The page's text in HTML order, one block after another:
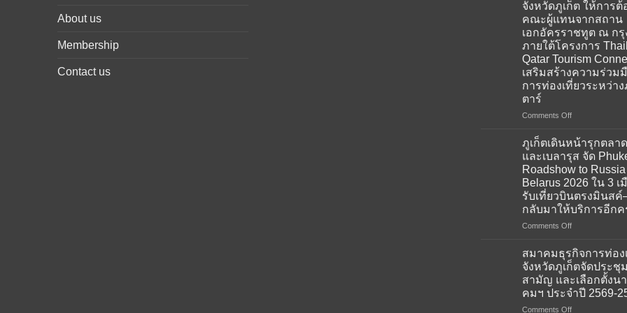
About us
Membership
Contact us
จังหวัดภูเก็ต ให้การต้
คณะผู้แทนจากสถาน
เอกอัครราชทูต ณ กรุ
ภายใต้โครงการ
Qatar Tourism
เสริมสร้างความร่วม
การท่องเที่ยวระหว่า
ตาร์
Comments Offon
ธุรกิจ
ท่อง
เที่ยว
จังหวัด
ภูเก็ต
ให้การ
ต้อนรับ
แทน
จาก
สถาน
เอกอัครราชทูต
ภูเก็ตเดินหน้ารุกตลา
และเบลารุส จัด
Roadshow to
Belarus 2026 ใน 3 เ
รับเที่ยวบินตรงมินสค์
กลับมาให้บริการอีกค
Comments Offon
เดิน
หน้า
รุก
ตลาด
รัส
เซีย
สมาคมธุรกิจการท่อง
จังหวัดภูเก็ตจัดประชุ
สามัญ และเลือกตั้งน
คมฯ ประจำปี 2569-
Comments Offon